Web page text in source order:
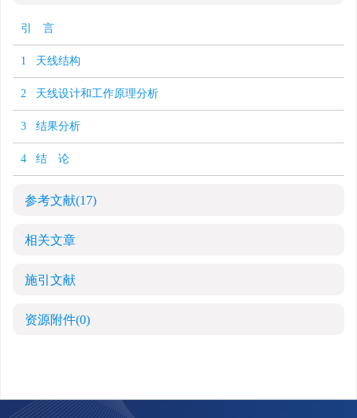
引 言
1 天线结构
2 天线设计和工作原理分析
3 结果分析
4 结 论
参考文献(17)
相关文章
施引文献
资源附件(0)